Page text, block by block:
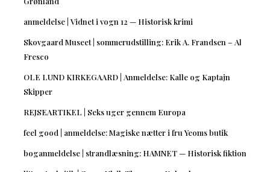
anmeldelse | Vidnet i vogn 12 — Historisk krimi
Skovgaard Museet | sommerudstilling: Erik A. Frandsen – Al
Fresco
OLE LUND KIRKEGAARD | Anmeldelse: Kalle og Kaptajn
Skipper
REJSEARTIKEL | Seks uger gennem Europa
feel good | anmeldelse: Magiske nætter i fru Yeoms butik
boganmeldelse | strandlæsning: HAMNET — Historisk fiktion